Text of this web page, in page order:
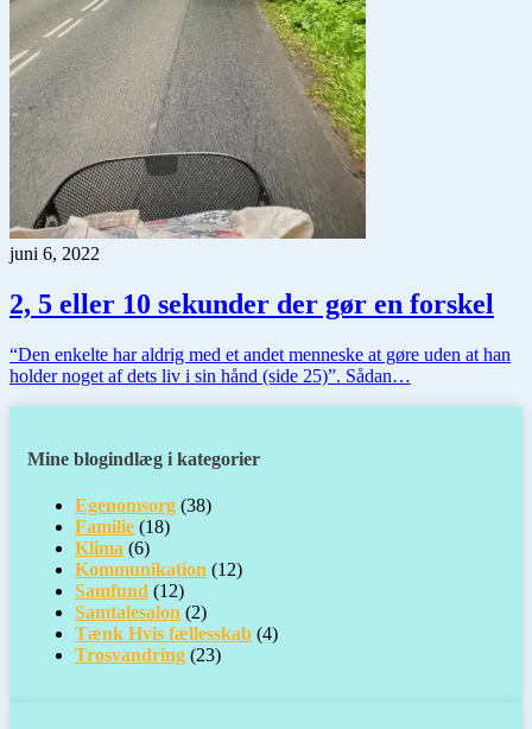
juni 6, 2022
2, 5 eller 10 sekunder der gør en forskel
“Den enkelte har aldrig med et andet menneske at gøre uden at han
holder noget af dets liv i sin hånd (side 25)”. Sådan…
Mine blogindlæg i kategorier
Egenomsorg (38)
Familie (18)
Klima (6)
Kommunikation (12)
Samfund (12)
Samtalesalon (2)
Tænk Hvis fællesskab (4)
Trosvandring (23)